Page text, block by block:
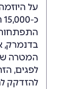
על
בדנמרק,
המטרה
לפגים,
להזדקק